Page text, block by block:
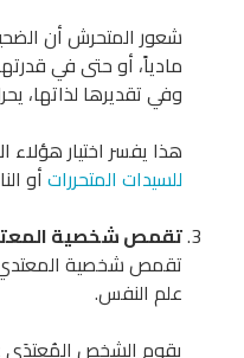
شعور المتحرش أن
مادياً، أو حتى في
وفي تقديرها لذاتها،
هذا يفسر اختيار هؤلاء
للسيدات المتحرراتأو
تقمص شخصية
تقمص شخصية
علم النفس.
يقوم الشخص